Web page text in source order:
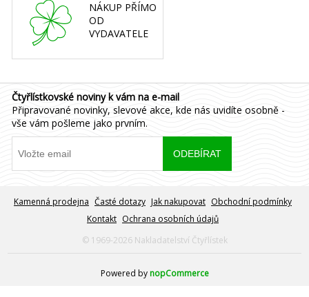
NÁKUP PŘÍMO
OD
VYDAVATELE
Čtyřlístkovské noviny k vám na e-mail
Připravované novinky, slevové akce, kde nás uvidíte osobně -
vše vám pošleme jako prvním.
Kamenná prodejna Časté dotazy Jak nakupovat Obchodní podmínky
Kontakt Ochrana osobních údajů
© 1969-2026 Nakladatelství Čtyřlístek
Powered by nopCommerce